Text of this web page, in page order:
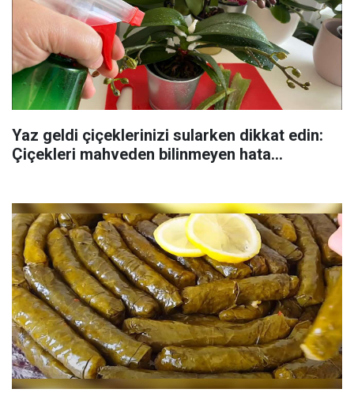
Yaz geldi çiçeklerinizi sularken dikkat edin:
Çiçekleri mahveden bilinmeyen hata...